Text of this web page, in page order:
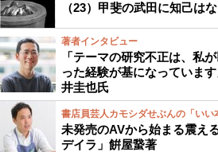
（23）甲斐の武田に知己は
著者インタビュー
「テーマの研究不正は、私
った経験が基になっていま
井圭也氏
書店員芸人カモシダせぶんの「いい
未発売のAVから始まる震え
デイラ」餠屋䖸著